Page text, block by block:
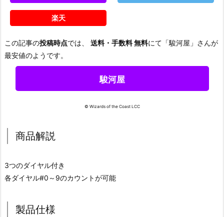
楽天
この記事の投稿時点では、 送料・手数料 無料にて「駿河屋」さんが
最安値のようです。
駿河屋
© Wizards of the Coast LCC
商品解説
3つのダイヤル付き
各ダイヤル#0～9のカウントが可能
製品仕様